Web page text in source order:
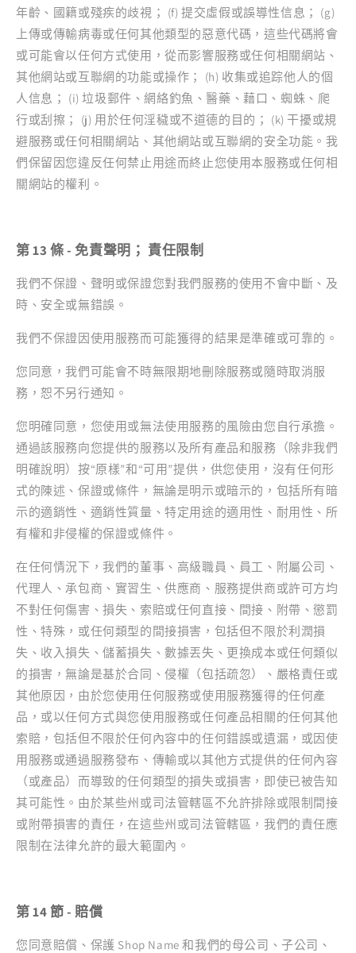
年齡、國籍或殘疾的歧視； (f) 提交虛假或誤導性信息； (g)
上傳或傳輸病毒或任何其他類型的惡意代碼，這些代碼將會
或可能會以任何方式使用，從而影響服務或任何相關網站、
其他網站或互聯網的功能或操作； (h) 收集或追踪他人的個
人信息； (i) 垃圾郵件、網絡釣魚、醫藥、藉口、蜘蛛、爬
行或刮擦； (j) 用於任何淫穢或不道德的目的； (k) 干擾或規
避服務或任何相關網站、其他網站或互聯網的安全功能。我
們保留因您違反任何禁止用途而終止您使用本服務或任何相
關網站的權利。
第 13 條 - 免責聲明； 責任限制
我們不保證、聲明或保證您對我們服務的使用不會中斷、及
時、安全或無錯誤。
我們不保證因使用服務而可能獲得的結果是準確或可靠的。
您同意，我們可能會不時無限期地刪除服務或隨時取消服
務，恕不另行通知。
您明確同意，您使用或無法使用服務的風險由您自行承擔。
通過該服務向您提供的服務以及所有產品和服務（除非我們
明確說明）按“原樣”和“可用”提供，供您使用，沒有任何形
式的陳述、保證或條件，無論是明示或暗示的，包括所有暗
示的適銷性、適銷性質量、特定用途的適用性、耐用性、所
有權和非侵權的保證或條件。
在任何情況下，我們的董事、高級職員、員工、附屬公司、
代理人、承包商、實習生、供應商、服務提供商或許可方均
不對任何傷害、損失、索賠或任何直接、間接、附帶、懲罰
性、特殊，或任何類型的間接損害，包括但不限於利潤損
失、收入損失、儲蓄損失、數據丟失、更換成本或任何類似
的損害，無論是基於合同、侵權（包括疏忽）、嚴格責任或
其他原因，由於您使用任何服務或使用服務獲得的任何產
品，或以任何方式與您使用服務或任何產品相關的任何其他
索賠，包括但不限於任何內容中的任何錯誤或遺漏，或因使
用服務或通過服務發布、傳輸或以其他方式提供的任何內容
（或產品）而導致的任何類型的損失或損害，即使已被告知
其可能性。由於某些州或司法管轄區不允許排除或限制間接
或附帶損害的責任，在這些州或司法管轄區，我們的責任應
限制在法律允許的最大範圍內。
第 14 節 - 賠償
您同意賠償、保護 Shop Name 和我們的母公司、子公司、